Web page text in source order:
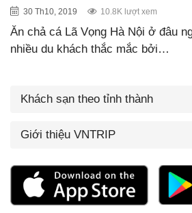
30 Th10, 2019 10.8K lượt xem
Ăn chả cá Lã Vọng Hà Nội ở đâu
nhiều du khách thắc mắc bởi…
Khách sạn theo tỉnh thành
Giới thiệu VNTRIP